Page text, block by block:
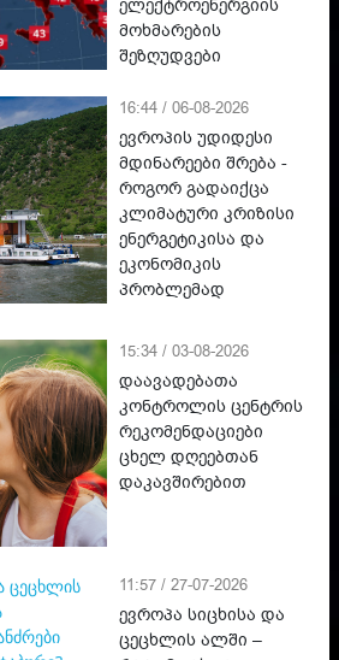
ელექტროენერგიის
მოხმარების
შეზღუდვები
16:44 / 06-08-2026
ევროპის უდიდესი
მდინარეები შრება -
როგორ გადაიქცა
კლიმატური კრიზისი
ენერგეტიკისა და
ეკონომიკის
პრობლემად
15:34 / 03-08-2026
დაავადებათა
კონტროლის ცენტრის
რეკომენდაციები
ცხელ დღეებთან
დაკავშირებით
11:57 / 27-07-2026
ევროპა სიცხისა და
ცეცხლის ალში –